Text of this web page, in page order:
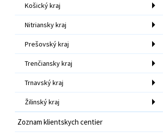
Košický kraj
Nitriansky kraj
Prešovský kraj
Trenčiansky kraj
Trnavský kraj
Žilinský kraj
Zoznam klientskych centier